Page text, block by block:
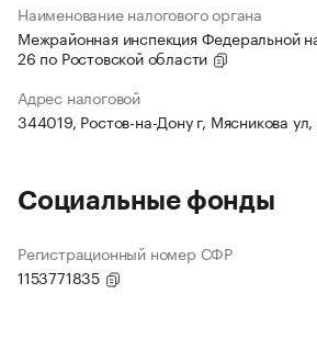
Наименование налогового органа
Межрайонная инспекция Федеральной
26 по Ростовской области
Адрес налоговой
344019, Ростов-на-Дону г, Мясникова
Социальные фонды
Регистрационный номер СФР
1153771835